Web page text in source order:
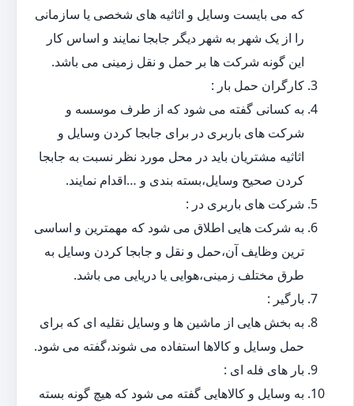
که می بایست وسایل و اثاثیه های شخصی یا سازمانی
را از یک شهر به شهر دیگر جابجا نمایند و اساس کار
این گونه شرکت ها بر حمل و نقل زمینی می باشد.
کارگران حمل بار :
به کسانی گفته می شود که از طرف موسسه و
شرکت های باربری در برای جابجا کردن وسایل و
اثاثیه مشتریان باید در محل مورد نظر نسبت به جابجا
کردن صحیح وسایل،بسته بندی و …اقدام نمایند.
شرکت های باربری در :
به شرکت هایی اطلاق می شود که مهمترین و اساسی
ترین وظایف آن،حمل و نقل و جابجا کردن وسایل به
طرق مختلف زمینی،هوایی یا دریایی می باشد.
بارگیر :
به بخش هایی از ماشین ها و وسایل نقلیه ای که برای
حمل وسایل و کالاها استفاده می شوند،گفته می شود.
بار های فله ای :
به وسایل و کالاهایی گفته می شود که هیچ گونه بسته